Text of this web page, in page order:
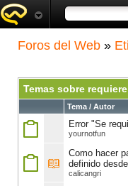
Foros del Web »
Temas sobre requiere
Tema / Autor
Error "Se
yournotfun
Como hacer
definido
calicangri